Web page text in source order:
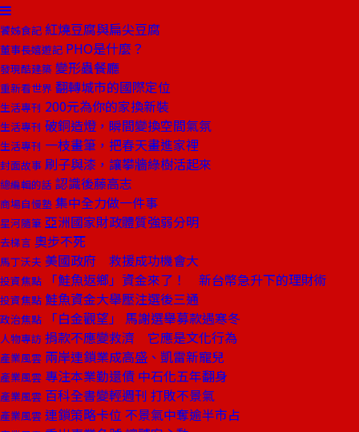
饕姊食記 紅燒豆腐與扁尖豆腐
董事長嬉遊記 PHO是什麼？
發現酷建築 變形蟲餐廳
重新看世界 翻轉城市的國際定位
生活專刊 200元為你的家換新裝
生活專刊 破銅造燈，瞬間變換空間氣氛
生活專刊 一枝畫筆，把春天畫進家裡
封面故事 刷子與漆，讓攀牆綠樹活起來
總編輯的話 認識後藤高志
商場自慢塾 集中全力做一件事
星河隨筆 亞洲國家財政體質強弱分明
去梯言 奧步不死
馬丁沃夫 美國政府 救援成功機會大
投資焦點 「鮭魚返鄉」資金來了！ 新台幣急升下的理財術
投資焦點 鮭魚資金大舉壓注選後三通
政治焦點 「白金觀望」 馬謝選舉募款遇寒冬
人物專訪 捐款不應變救濟 它應是文化行為
產業風雲 兩岸連鎖業成高盛、凱雷新寵兒
產業風雲 專注本業勤還債 中石化五年翻身
產業風雲 百科全書變輕週刊 打敗不景氣
產業風雲 連鎖策略卡位 不景氣中奪逾半市占